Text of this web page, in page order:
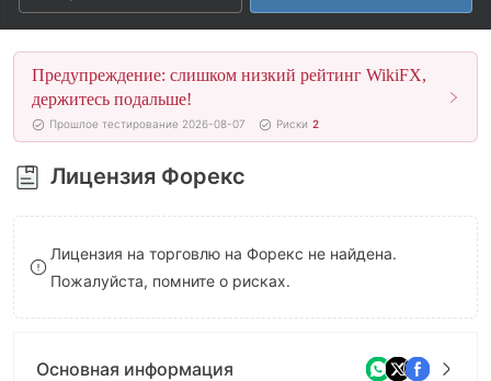
3
4
5
6
7
8
9
8
9
6
7
8
9
Предупреждение: слишком низкий рейтинг WikiFX,
держитесь подальше!
Прошлое тестирование 2026-08-07 Риски 2
Лицензия Форекс
Лицензия на торговлю на Форекс не найдена.
Пожалуйста, помните о рисках.
Основная информация